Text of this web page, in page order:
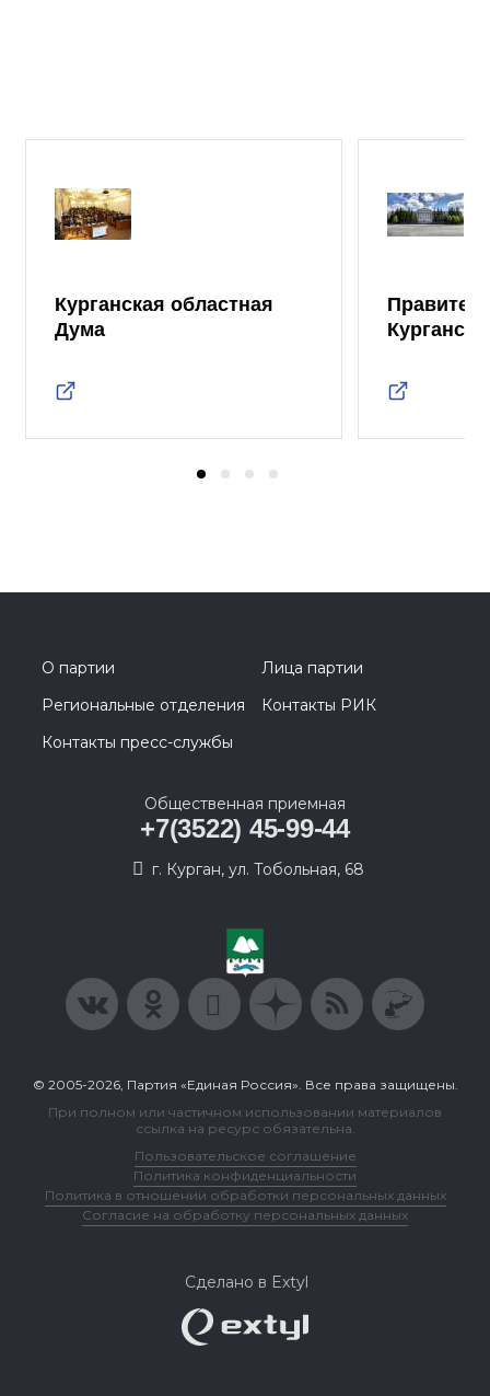
Курганская областная
Дума
О партии
Лица партии
Региональные отделения
Контакты РИК
Контакты пресс-службы
Общественная приемная
+7(3522) 45-99-44
г. Курган, ул. Тобольная, 68
© 2005-2026, Партия «Единая Россия». Все права защищены.
При полном или частичном использовании материалов
ссылка на ресурс обязательна.
Пользовательское соглашение
Политика конфиденциальности
Политика в отношении обработки персональных данных
Согласие на обработку персональных данных
Сделано в Extyl